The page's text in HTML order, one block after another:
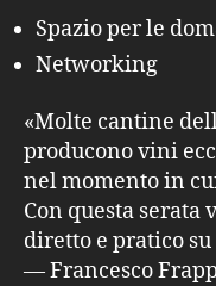
Spazio per le
Networking
«Molte cantine
producono vini
nel momento in
Con questa
diretto e pratico su
— Francesco